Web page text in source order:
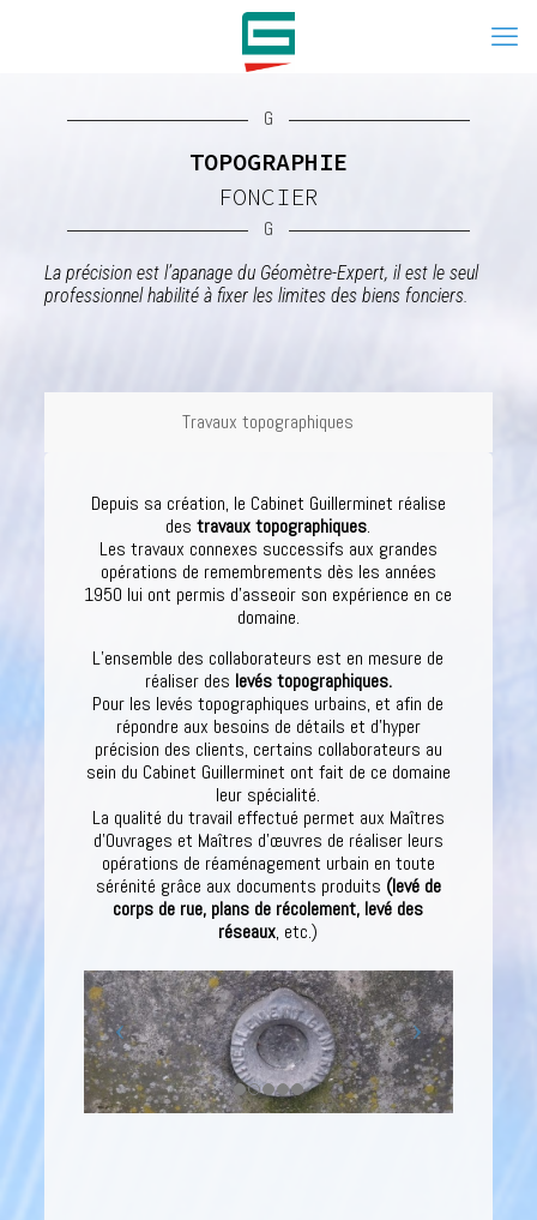
G
TOPOGRAPHIE
FONCIER
G
La précision est l’apanage du Géomètre-Expert, il est le seul
professionnel habilité à fixer les limites des biens fonciers.
Travaux topographiques
Depuis sa création, le Cabinet Guillerminet réalise
des travaux topographiques.
Les travaux connexes successifs aux grandes
opérations de remembrements dès les années
1950 lui ont permis d’asseoir son expérience en ce
domaine.
L’ensemble des collaborateurs est en mesure de
réaliser des levés topographiques.
Pour les levés topographiques urbains, et afin de
répondre aux besoins de détails et d’hyper
précision des clients, certains collaborateurs au
sein du Cabinet Guillerminet ont fait de ce domaine
leur spécialité.
La qualité du travail effectué permet aux Maîtres
d’Ouvrages et Maîtres d’œuvres de réaliser leurs
opérations de réaménagement urbain en toute
sérénité grâce aux documents produits (levé de
corps de rue, plans de récolement, levé des
réseaux, etc.)